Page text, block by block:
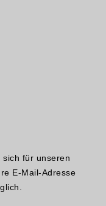
sich für unseren
E-Mail-Adresse